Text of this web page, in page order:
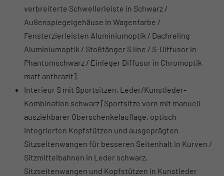
verbreiterte Schwellerleiste in Schwarz /
Außenspiegelgehäuse in Wagenfarbe /
Fensterzierleisten Aluminiumoptik / Dachreling
Aluminiumoptik / Stoßfänger S line / S-Diffusor in
Phantomschwarz / Einleger Diffusor in Chromoptik
matt anthrazit]
Interieur S mit Sportsitzen, Leder/Kunstleder-
Kombination schwarz [Sportsitze vorn mit manuell
ausziehbarer Oberschenkelauflage, optisch
integrierten Kopfstützen und ausgeprägten
Sitzseitenwangen für besseren Seitenhalt in Kurven /
Sitzmittelbahnen in Leder schwarz,
Sitzseitenwangen und Kopfstützen in Kunstleder